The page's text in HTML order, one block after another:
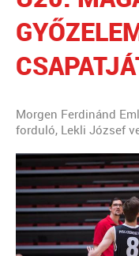
Morgen Ferdinánd
forduló, Lekli József